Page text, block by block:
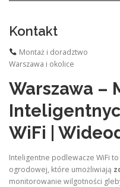
Kontakt
Montaż i doradztwo
Warszawa i okolice
Warszawa –
WiFi |
Inteligentne podlewacze WiFi
ogrodowej, które umożliwiają
monitorowanie wilgotności